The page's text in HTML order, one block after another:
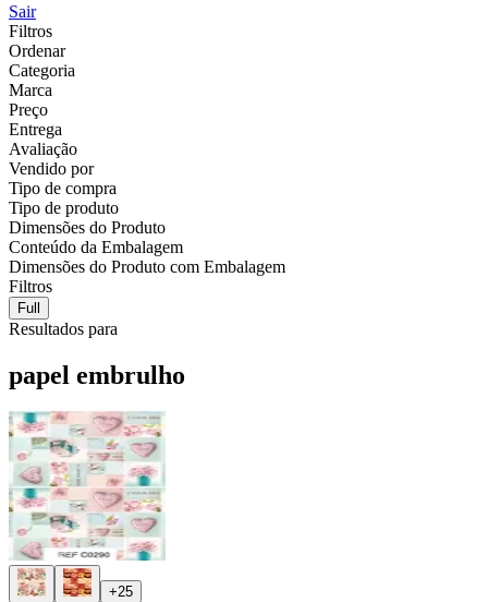
Sair
Filtros
Ordenar
Categoria
Marca
Preço
Entrega
Avaliação
Vendido por
Tipo de compra
Tipo de produto
Dimensões do Produto
Conteúdo da Embalagem
Dimensões do Produto com Embalagem
Filtros
Full
Resultados para
papel embrulho
+25